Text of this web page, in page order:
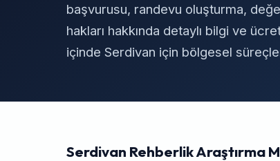
başvurusu, randevu oluşturma,
hakları hakkında detaylı bilgi ve
içinde Serdivan için bölgesel
Serdivan Rehberlik Araştırma